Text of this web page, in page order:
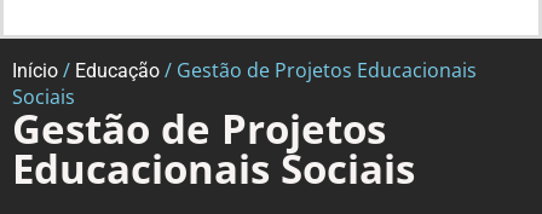
Início / Educação / Gestão de Projetos Educacionais
Sociais
Gestão de Projetos
Educacionais Sociais